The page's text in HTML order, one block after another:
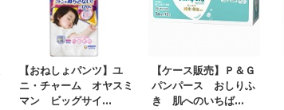
【おねしょパンツ】ユ
ニ・チャーム オヤスミ
マン ビッグサイ...
【ケース販売】Ｐ＆Ｇ
パンパース おしりふ
き 肌へのいちば...